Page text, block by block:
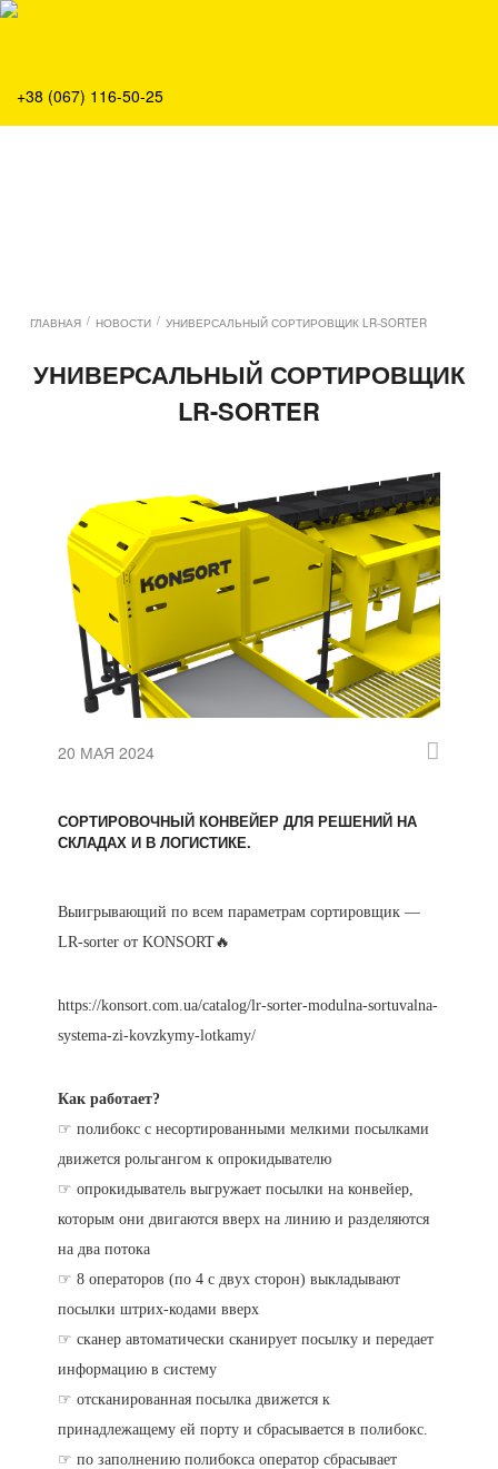
+38 (067) 116-50-25
О нас
Сервис
Решения
ГЛАВНАЯ / НОВОСТИ / УНИВЕРСАЛЬНЫЙ СОРТИРОВЩИК LR-SORTER
УНИВЕРСАЛЬНЫЙ СОРТИРОВЩИК
LR-SORTER
20 МАЯ 2024
СОРТИРОВОЧНЫЙ КОНВЕЙЕР ДЛЯ РЕШЕНИЙ НА
СКЛАДАХ И В ЛОГИСТИКЕ.
Выигрывающий по всем параметрам сортировщик —
LR-sorter от KONSORT🔥
https://konsort.com.ua/catalog/lr-sorter-modulna-sortuvalna-
systema-zi-kovzkymy-lotkamy/
Как работает?
☞ полибокс с несортированными мелкими посылками
движется рольгангом к опрокидывателю
☞ опрокидыватель выгружает посылки на конвейер,
которым они двигаются вверх на линию и разделяются
на два потока
☞ 8 операторов (по 4 с двух сторон) выкладывают
посылки штрих-кодами вверх
☞ сканер автоматически сканирует посылку и передает
информацию в систему
☞ отсканированная посылка движется к
принадлежащему ей порту и сбрасывается в полибокс.
☞ по заполнению полибокса оператор сбрасывает